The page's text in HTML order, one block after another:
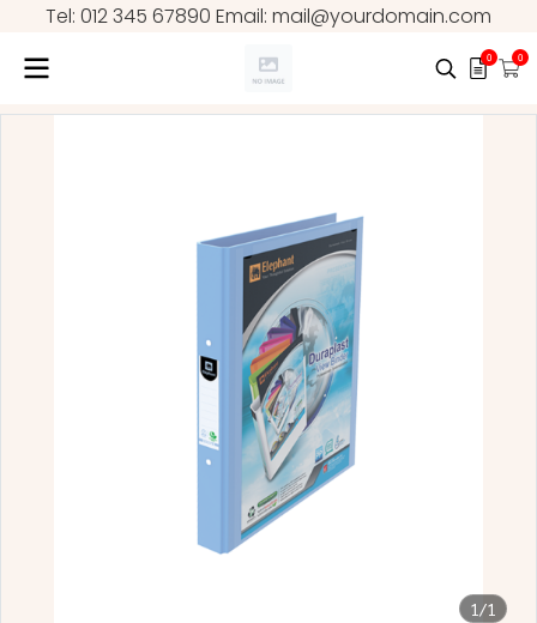
Tel: 012 345 67890 Email: mail@yourdomain.com
0 0
1/1